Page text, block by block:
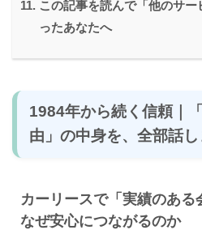
この記事を読んで「他のサ
ったあなたへ
1984年から続く信頼｜
由」の中身を、全部話
カーリースで「実績のある
なぜ安心につながるのか